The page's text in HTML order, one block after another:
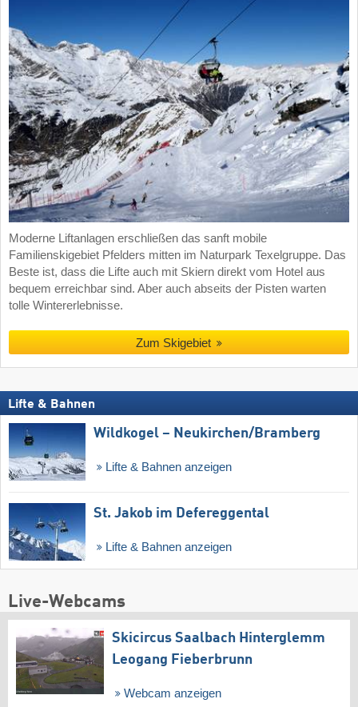
Moderne Liftanlagen erschließen das sanft mobile
Familienskigebiet Pfelders mitten im Naturpark Texelgruppe. Das
Beste ist, dass die Lifte auch mit Skiern direkt vom Hotel aus
bequem erreichbar sind. Aber auch abseits der Pisten warten
tolle Wintererlebnisse.
Zum Skigebiet
Lifte & Bahnen
Wildkogel – Neukirchen/​Bramberg
Lifte & Bahnen anzeigen
St. Jakob im Defereggental
Lifte & Bahnen anzeigen
Live-Webcams
Skicircus Saalbach Hinterglemm
Leogang Fieberbrunn
Webcam anzeigen